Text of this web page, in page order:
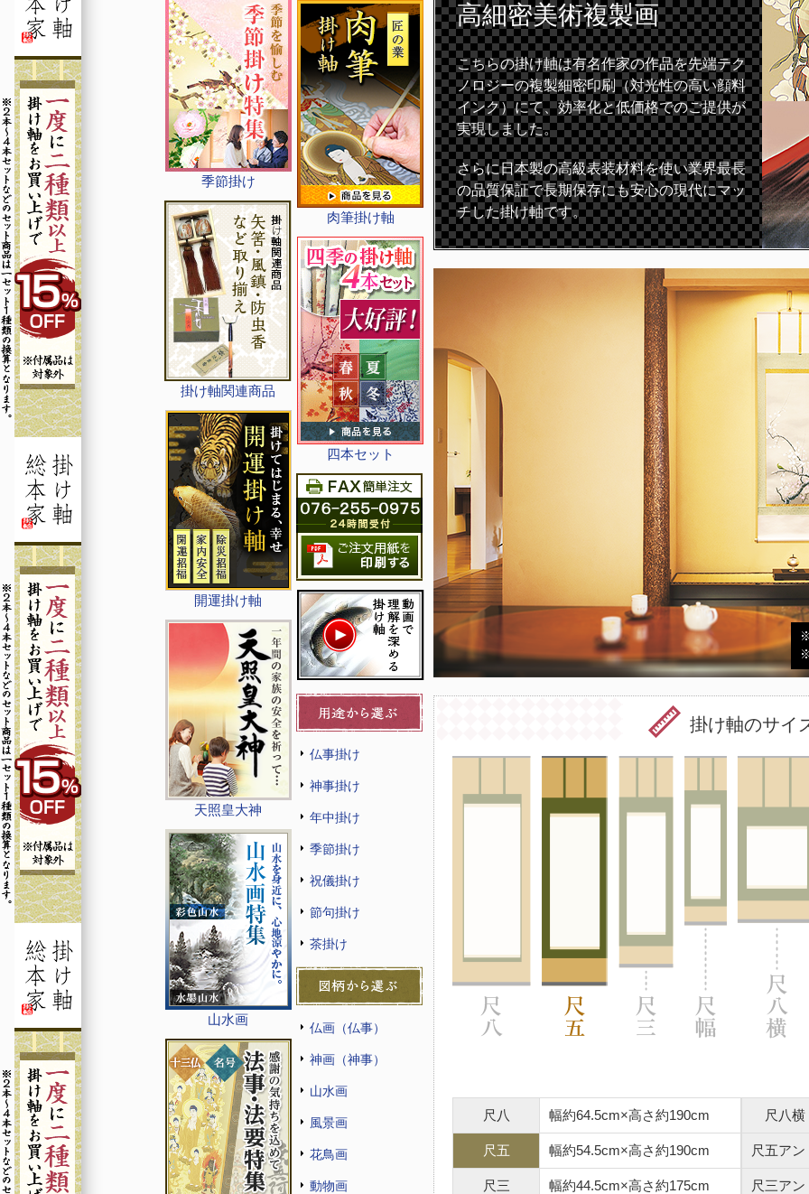
季節掛け
掛け軸関連商品
開運掛け軸
天照皇大神
山水画
肉筆掛け軸
四本セット
仏事掛け
神事掛け
年中掛け
季節掛け
祝儀掛け
節句掛け
茶掛け
仏画（仏事）
神画（神事）
山水画
風景画
花鳥画
動物画
高細密美術複製画
こちらの掛け軸は有名作家の作品を先端テク
ノロジーの複製細密印刷（対光性の高い顔料
インク）にて、効率化と低価格でのご提供が
実現しました。
さらに日本製の高級表装材料を使い業界最長
の品質保証で長期保存にも安心の現代にマッ
チした掛け軸です。
掛け軸のサイ
尺八 幅約64.5cm×高さ約190cm
尺五 幅約54.5cm×高さ約190cm
尺三 幅約44.5cm×高さ約175cm
尺八横
尺五アン
尺三アン